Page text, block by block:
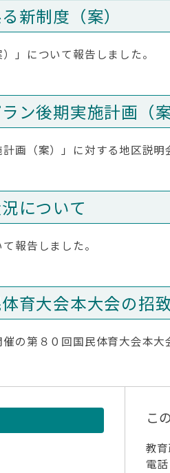
新制度（案）
」について報告しました。
ン後期実施計画（
画（案）」に対する地区説明
について
報告しました。
育大会本大会の招
の第８０回国民体育大会本大
こ
教
電